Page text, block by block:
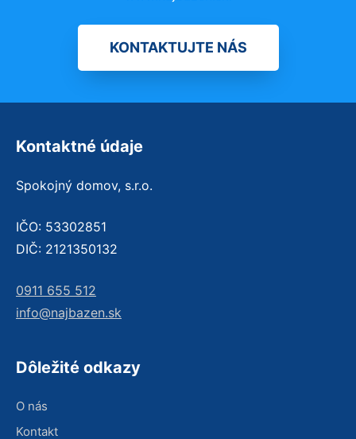
KONTAKTUJTE NÁS
Kontaktné údaje
Spokojný domov, s.r.o.
IČO: 53302851
DIČ: 2121350132
0911 655 512
info@najbazen.sk
Dôležité odkazy
O nás
Kontakt